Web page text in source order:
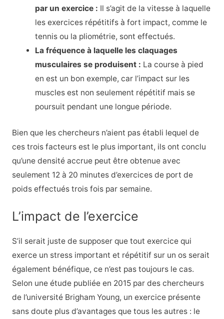
par un exercice : Il s’agit de la vitesse à laquelle
les exercices répétitifs à fort impact, comme le
tennis ou la pliométrie, sont effectués.
La fréquence à laquelle les claquages
musculaires se produisent : La course à pied
en est un bon exemple, car l’impact sur les
muscles est non seulement répétitif mais se
poursuit pendant une longue période.
Bien que les chercheurs n’aient pas établi lequel de
ces trois facteurs est le plus important, ils ont conclu
qu’une densité accrue peut être obtenue avec
seulement 12 à 20 minutes d’exercices de port de
poids effectués trois fois par semaine.
L’impact de l’exercice
S’il serait juste de supposer que tout exercice qui
exerce un stress important et répétitif sur un os serait
également bénéfique, ce n’est pas toujours le cas.
Selon une étude publiée en 2015 par des chercheurs
de l’université Brigham Young, un exercice présente
sans doute plus d’avantages que tous les autres : le